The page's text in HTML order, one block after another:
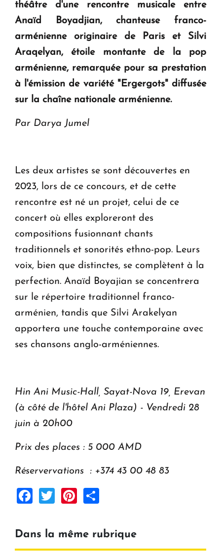
KASA : 30 ans d'audace, de résilience et d'avenir
en Arménie
Le premier hôtel Hyatt Regency d'Arménie
ouvrira ses portes à Dilijan
théâtre d'une rencontre musicale entre
Anaïd Boyadjian, chanteuse franco-
arménienne originaire de Paris et Silvi
Araqelyan, étoile montante de la pop
arménienne, remarquée pour sa prestation
à l'émission de variété "Ergergots" diffusée
sur la chaîne nationale arménienne.
Par Darya Jumel
Les deux artistes se sont découvertes en
2023, lors de ce concours, et de cette
rencontre est né un projet, celui de ce
concert où elles exploreront des
compositions fusionnant chants
traditionnels et sonorités ethno-pop. Leurs
voix, bien que distinctes, se complètent à la
perfection. Anaïd Boyajian se concentrera
sur le répertoire traditionnel franco-
arménien, tandis que Silvi Arakelyan
apportera une touche contemporaine avec
ses chansons anglo-arméniennes.
Hin Ani Music-Hall, Sayat-Nova 19, Erevan
(à côté de l'hôtel Ani Plaza) - Vendredi 28
juin à 20h00
Prix des places : 5 000 AMD
Réservervations : +374 43 00 48 83
Facebook
TwitterPinterest
Dans la même rubrique